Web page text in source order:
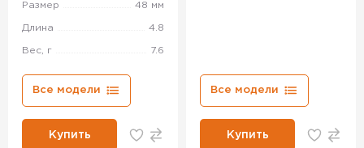
Размер 48 мм
Длина 4.8
Вес, г 7.6
Все модели
Купить
Все модели
Купить